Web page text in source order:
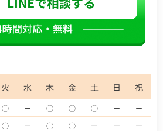
火 水 木 金 土 日 祝
◯ ー ◯ ◯ ◯ ー
ー
◯ ー ◯ ◯ ー ー ー